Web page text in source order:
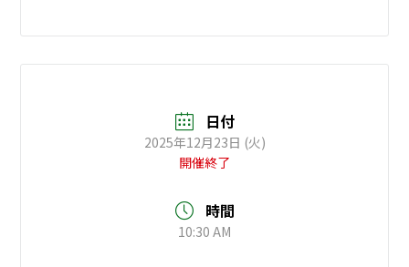
日付
2025年12月23日 (火)
開催終了
時間
10:30 AM